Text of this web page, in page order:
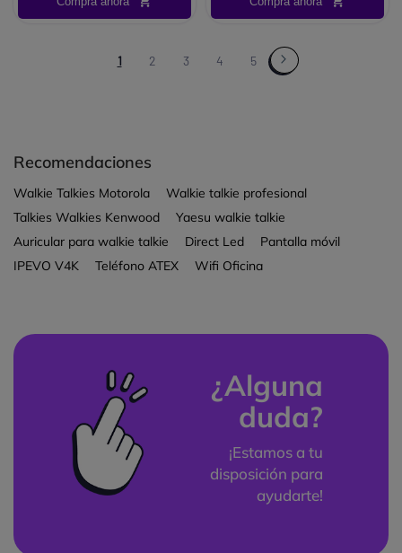
1 2 3 4 5
Recomendaciones
Walkie Talkies Motorola
Walkie talkie profesional
Talkies Walkies Kenwood
Yaesu walkie talkie
Auricular para walkie talkie
Direct Led
Pantalla móvil
IPEVO V4K
Teléfono ATEX Wifi Oficina
¿Alguna
duda?
¡Estamos a tu
disposición para
ayudarte!